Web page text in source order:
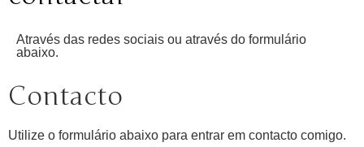
Através das redes sociais ou através do formulário
abaixo.
Contacto
Utilize o formulário abaixo para entrar em contacto comigo.